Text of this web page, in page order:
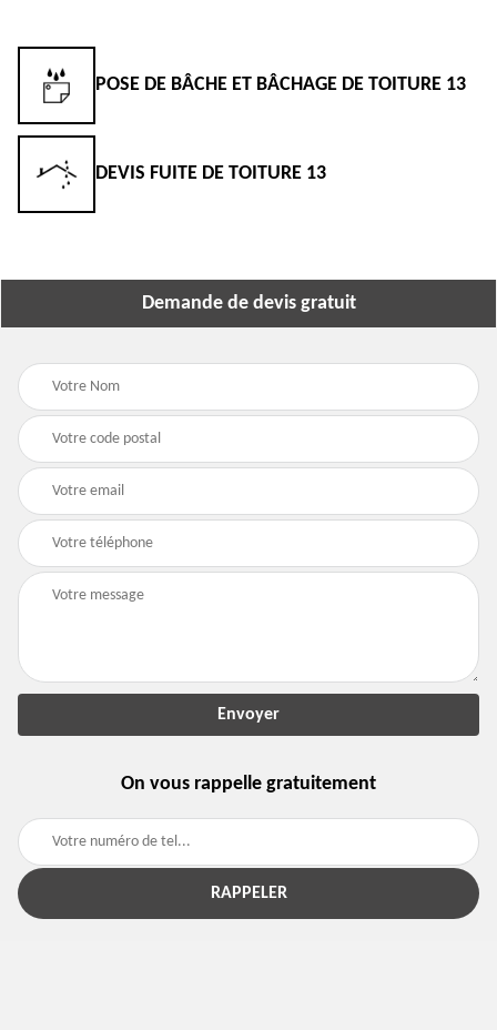
POSE DE BÂCHE ET BÂCHAGE DE TOITURE 13
DEVIS FUITE DE TOITURE 13
Demande de devis gratuit
On vous rappelle gratuitement